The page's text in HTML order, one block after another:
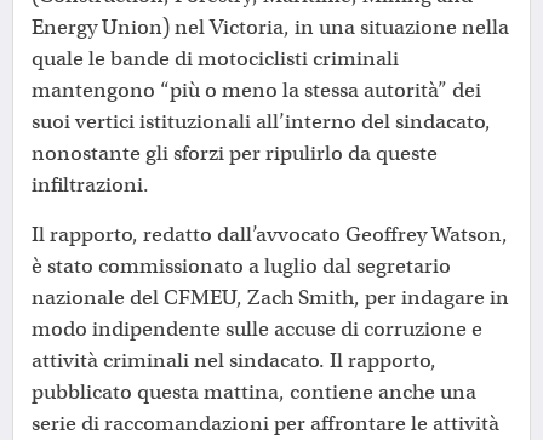
Energy Union) nel Victoria, in una situazione nella
quale le bande di motociclisti criminali
mantengono “più o meno la stessa autorità” dei
suoi vertici istituzionali all’interno del sindacato,
nonostante gli sforzi per ripulirlo da queste
infiltrazioni.
Il rapporto, redatto dall’avvocato Geoffrey Watson,
è stato commissionato a luglio dal segretario
nazionale del CFMEU, Zach Smith, per indagare in
modo indipendente sulle accuse di corruzione e
attività criminali nel sindacato. Il rapporto,
pubblicato questa mattina, contiene anche una
serie di raccomandazioni per affrontare le attività